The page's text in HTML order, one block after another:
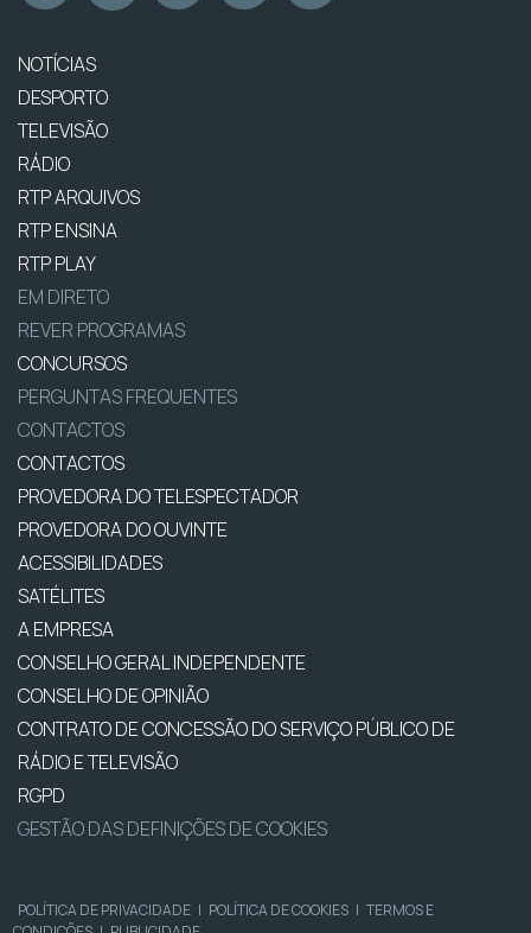
NOTÍCIAS
DESPORTO
TELEVISÃO
RÁDIO
RTP ARQUIVOS
RTP ENSINA
RTP PLAY
EM DIRETO
REVER PROGRAMAS
CONCURSOS
PERGUNTAS FREQUENTES
CONTACTOS
CONTACTOS
PROVEDORA DO TELESPECTADOR
PROVEDORA DO OUVINTE
ACESSIBILIDADES
SATÉLITES
A EMPRESA
CONSELHO GERAL INDEPENDENTE
CONSELHO DE OPINIÃO
CONTRATO DE CONCESSÃO DO SERVIÇO PÚBLICO DE
RÁDIO E TELEVISÃO
RGPD
GESTÃO DAS DEFINIÇÕES DE COOKIES
POLÍTICA DE PRIVACIDADE | POLÍTICA DE COOKIES | TERMOS E